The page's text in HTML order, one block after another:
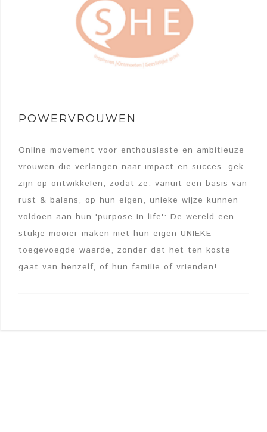
POWERVROUWEN
Online movement voor enthousiaste en ambitieuze
vrouwen die verlangen naar impact en succes, gek
zijn op ontwikkelen, zodat ze, vanuit een basis van
rust & balans, op hun eigen, unieke wijze kunnen
voldoen aan hun 'purpose in life': De wereld een
stukje mooier maken met hun eigen UNIEKE
toegevoegde waarde, zonder dat het ten koste
gaat van henzelf, of hun familie of vrienden!